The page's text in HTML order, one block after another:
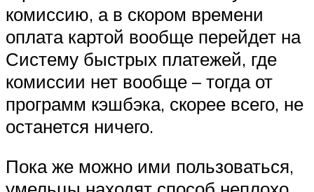
комиссию, а в скором времени
оплата картой вообще перейдет на
Систему быстрых платежей, где
комиссии нет вообще – тогда от
программ кэшбэка, скорее всего, не
останется ничего.
Пока же можно ими пользоваться,